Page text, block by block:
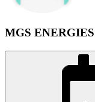
MGS ENERGIES